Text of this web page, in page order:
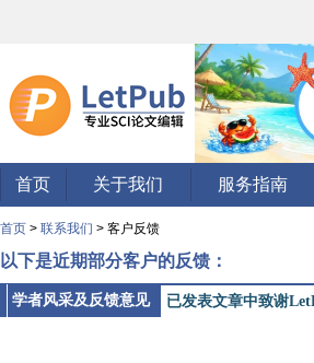
首页 关于我们 服务指南
首页 > 联系我们 > 客户反馈
以下是近期部分客户的反馈：
学者风采及反馈意见 已发表文章中致谢